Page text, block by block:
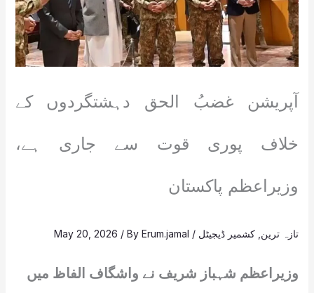
آپریشن غضبُ الحق دہشتگردوں کے
خلاف پوری قوت سے جاری ہے،
وزیراعظم پاکستان
تازہ ترین کشمیر ڈیجیٹل /
May 20, 2026 / ByErum.jamal
وزیراعظم شہباز شریف نے واشگاف الفاظ میں